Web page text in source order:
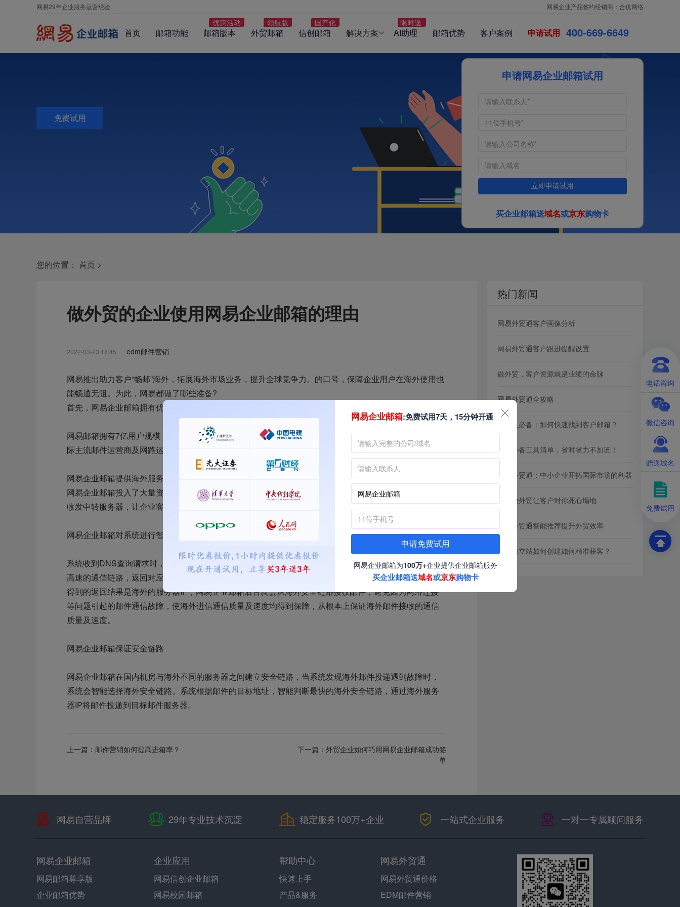
网易29年企业服务运营经验 网易企业产品签约经销商：合优网络
首页 邮箱功能 邮箱版本 外贸邮箱 信创邮箱 解决方案 AI助理 邮箱优势 客户案例 申请试用 400-669-6649
申请网易企业邮箱试用
立即申请试用
买企业邮箱送域名或京东购物卡
免费试用
您的位置： 首页 >
做外贸的企业使用网易企业邮箱的理由
2022-03-23 18:45 edm邮件营销
网易推出助力客户“畅邮”海外，拓展海外市场业务，提升全球竞争力。的口号，保障企业用户在海外使用也
能畅通无阻。为此，网易都做了哪些准备?
首先，网易企业邮箱拥有优质的IP资源
网易邮箱拥有7亿用户规模，并持续保持着与国外各大反垃圾组织的紧密合作，网易企业邮箱的IP资源在国
际主流邮件运营商及网路运营商中具有高信誉度和优先级。
网易企业邮箱提供海外服务器
网易企业邮箱投入了大量资源使用部署在全球各地的服务器资源，配合AWS云计算服务，在海外架设邮件
收发中转服务器，让企业客户真正感受“畅邮”海外，助力拓展海外市场业务，提升全球竞争力。
网易企业邮箱对系统进行智能解析
系统收到DNS查询请求时，自动分析投递服务器IP地址所处网段，智能计算最匹配结果，从而选择一条最
高速的通信链路，返回对应IP给投递服务器。当位于海外的邮件系统网网易企业邮箱投递邮件时，查询MX
得到的返回结果是海外的服务器IP，网易企业邮箱后台就会从海外安全链路接收邮件，避免因为网络连接
等问题引起的邮件通信故障，使海外进信通信质量及速度均得到保障，从根本上保证海外邮件接收的通信
质量及速度。
网易企业邮箱保证安全链路
网易企业邮箱在国内机房与海外不同的服务器之间建立安全链路，当系统发现海外邮件投递遇到故障时，
系统会智能选择海外安全链路。系统根据邮件的目标地址，智能判断最快的海外安全链路，通过海外服务
器IP将邮件投递到目标邮件服务器。
上一篇： 邮件营销如何提高进箱率？ 下一篇： 外贸企业如何巧用网易企业邮箱成功签
单
热门新闻
网易外贸通客户画像分析
网易外贸通客户跟进提醒设置
做外贸，客户资源就是业绩的命脉
网易外贸通全攻略
外贸人必备：如何快速找到客户邮箱？
外贸必备工具清单，省时省力不加班！
网易外贸通：中小企业开拓国际市场的利器
如何做外贸让客户对你死心塌地
网易外贸通智能推荐提升外贸效率
外贸独立站如何创建如何精准获客？
网易自营品牌 29年专业技术沉淀 稳定服务100万+企业 一站式企业服务 一对一专属顾问服务
网易企业邮箱
网易邮箱尊享版
企业邮箱优势
企业应用
网易信创企业邮箱
网易校园邮箱
帮助中心
快速上手
产品&服务
网易外贸通
网易外贸通价格
EDM邮件营销
网易企业邮箱:免费试用7天，15分钟开通
申请免费试用
网易企业邮箱为100万+企业提供企业邮箱服务
买企业邮箱送域名或京东购物卡
电话咨询
微信咨询
赠送域名
免费试用